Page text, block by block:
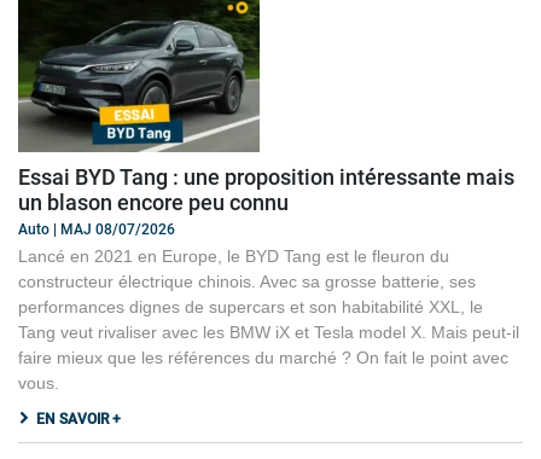
Essai BYD Tang : une proposition intéressante mais
un blason encore peu connu
Auto | MAJ 08/07/2026
Lancé en 2021 en Europe, le BYD Tang est le fleuron du
constructeur électrique chinois. Avec sa grosse batterie, ses
performances dignes de supercars et son habitabilité XXL, le
Tang veut rivaliser avec les BMW iX et Tesla model X. Mais peut-il
faire mieux que les références du marché ? On fait le point avec
vous.
EN SAVOIR +